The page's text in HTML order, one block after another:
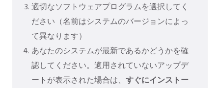
適切なソフトウェアプログラムを選択してく
ださい（名前はシステムのバージョンによっ
て異なります）
あなたのシステムが最新であるかどうかを確
認してください。適用されていないアップデ
ートが表示された場合は、 すぐにインストー